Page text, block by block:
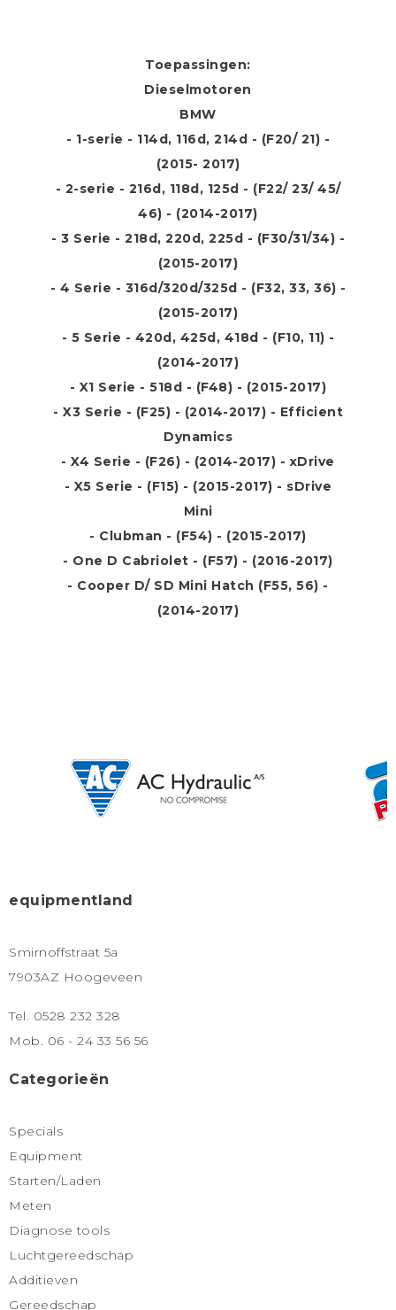
Toepassingen:
Dieselmotoren
BMW
- 1-serie - 114d, 116d, 214d - (F20/ 21) -
(2015- 2017)
- 2-serie - 216d, 118d, 125d - (F22/ 23/ 45/
46) - (2014-2017)
- 3 Serie - 218d, 220d, 225d - (F30/31/34) -
(2015-2017)
- 4 Serie - 316d/320d/325d - (F32, 33, 36) -
(2015-2017)
- 5 Serie - 420d, 425d, 418d - (F10, 11) -
(2014-2017)
- X1 Serie - 518d - (F48) - (2015-2017)
- X3 Serie - (F25) - (2014-2017) - Efficient
Dynamics
- X4 Serie - (F26) - (2014-2017) - xDrive
- X5 Serie - (F15) - (2015-2017) - sDrive
Mini
- Clubman - (F54) - (2015-2017)
- One D Cabriolet - (F57) - (2016-2017)
- Cooper D/ SD Mini Hatch (F55, 56) -
(2014-2017)
equipmentland
Smirnoffstraat 5a
7903AZ Hoogeveen
Tel. 0528 232 328
Mob. 06 - 24 33 56 56
Categorieën
Specials
Equipment
Starten/Laden
Meten
Diagnose tools
Luchtgereedschap
Additieven
Gereedschap